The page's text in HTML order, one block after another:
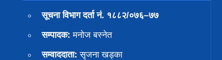
सूचना विभाग दर्ता नं. १८८२/०७६–७७
सम्पादक: मनोज बस्नेत
सम्वाददाता: सृजना खड्का